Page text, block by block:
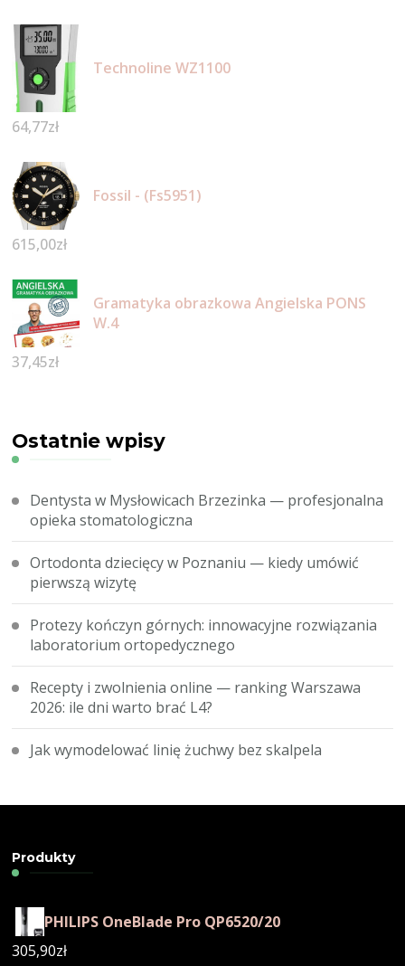
Technoline WZ1100
64,77zł
Fossil - (Fs5951)
615,00zł
Gramatyka obrazkowa Angielska PONS
W.4
37,45zł
Ostatnie wpisy
Dentysta w Mysłowicach Brzezinka — profesjonalna
opieka stomatologiczna
Ortodonta dziecięcy w Poznaniu — kiedy umówić
pierwszą wizytę
Protezy kończyn górnych: innowacyjne rozwiązania
laboratorium ortopedycznego
Recepty i zwolnienia online — ranking Warszawa
2026: ile dni warto brać L4?
Jak wymodelować linię żuchwy bez skalpela
Produkty
PHILIPS OneBlade Pro QP6520/20
305,90zł